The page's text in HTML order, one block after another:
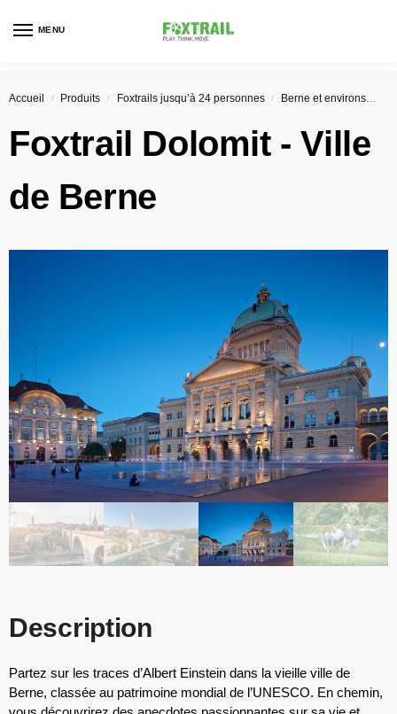
MENU
Accueil / Produits / Foxtrails jusqu’à 24 personnes / Berne et environs
Foxtrail Dolomit- Ville
de Berne
Description
Partez sur les traces d’Albert Einstein dans la vieille ville de
Berne, classée au patrimoine mondial de l’UNESCO. En chemin,